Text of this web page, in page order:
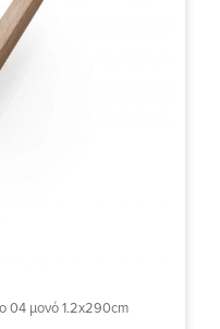
04 μονό 1.2x290cm